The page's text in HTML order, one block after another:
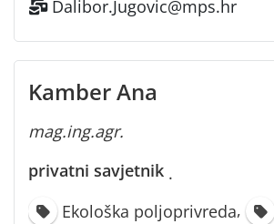
Dalibor.Jugovic@mps.hr
Kamber Ana
mag.ing.agr.
privatni savjetnik ·
Ekološka poljoprivreda,